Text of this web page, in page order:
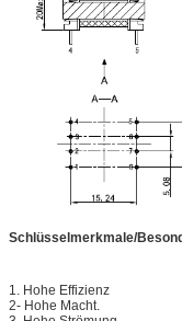
Schlüsselmerkmale/
1. Hohe Effizienz
2- Hohe Macht.